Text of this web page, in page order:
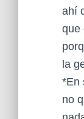
ahí
que
la
*En
no